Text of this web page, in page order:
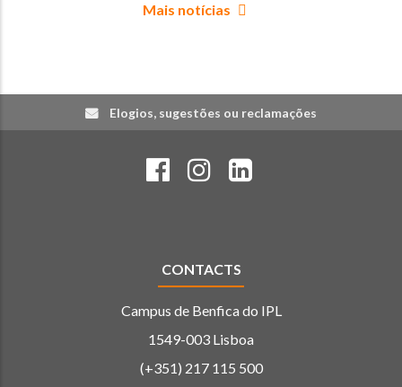
Mais notícias
Elogios, sugestões ou reclamações
CONTACTS
Campus de Benfica do IPL
1549-003 Lisboa
(+351) 217 115 500